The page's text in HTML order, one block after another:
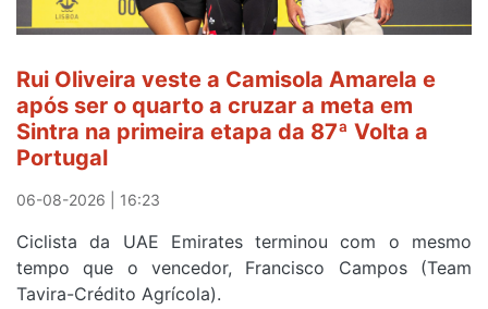
da
etapa
da
Volta
a
Portugal
Rui Oliveira veste a Camisola Amarela e
após ser o quarto a cruzar a meta em
Sintra na primeira etapa da 87ª Volta a
Portugal
06-08-2026 | 16:23
Ciclista da UAE Emirates terminou com o mesmo
tempo que o vencedor, Francisco Campos (Team
Tavira-Crédito Agrícola).